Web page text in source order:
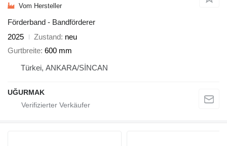
Vom Hersteller
Förderband - Bandförderer
2025
Zustand neu
Gurtbreite 600 mm
Türkei, ANKARA/SİNCAN
UĞURMAK